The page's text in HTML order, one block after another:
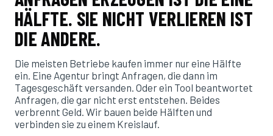
HÄLFTE. SIE NICHT VERLIEREN IST
DIE ANDERE.
Die meisten Betriebe kaufen immer nur eine Hälfte
ein. Eine Agentur bringt Anfragen, die dann im
Tagesgeschäft versanden. Oder ein Tool beantwortet
Anfragen, die gar nicht erst entstehen. Beides
verbrennt Geld. Wir bauen beide Hälften und
verbinden sie zu einem Kreislauf.